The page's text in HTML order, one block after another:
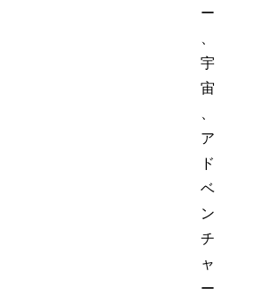
ー
宇
宙
ア
ド
ベ
ン
チ
ャ
ー